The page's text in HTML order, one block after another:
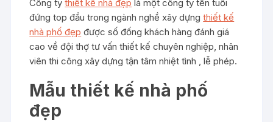
Công tythiết kế nhà đẹp là một công ty tên tuổi
đứng top đầu trong ngành nghề xây dựngthiết kế
nhà phố đẹp được số đống khách hàng đánh giá
cao về đội thợ tư vấn thiết kế chuyên nghiệp, nhân
viên thi công xây dựng tận tâm nhiệt tình , lễ phép.
Mẫu thiết kế nhà phố
đẹp